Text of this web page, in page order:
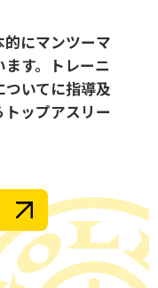
にマンツーマ
す。トレーニ
いてに指導及
ップアスリー